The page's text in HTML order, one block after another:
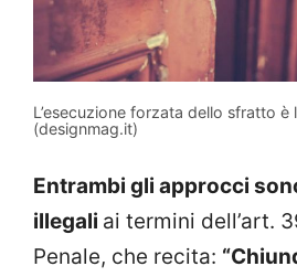
L’esecuzione forzata dello sfratto è
(designmag.it)
Entrambi gli approcci
illegali ai termini dell’art.
Penale, che recita: